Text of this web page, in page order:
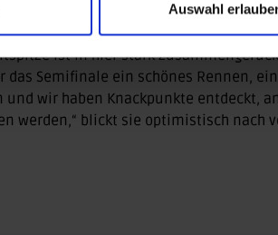
Auswahl
auch im Auslegerboot Váa (VL3) den
nicht. „Mein Váa-Rennen war
ist in hier stark
Semifinale ein schönes Rennen,
wir haben Knackpunkte entdeckt,
werden,“ blickt sie optimistisch nach